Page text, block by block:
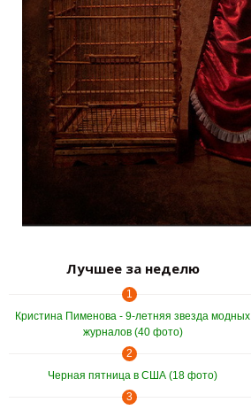
Лучшее за неделю
1
Кристина Пименова - 9-летняя звезда модных
журналов (40 фото)
2
Черная пятница в США (18 фото)
3